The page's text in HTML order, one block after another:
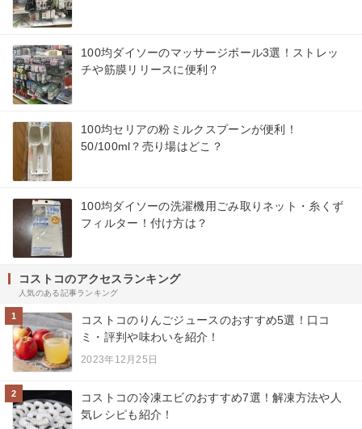
100均ダイソーのマッサージボール3選！ストレッ
チや筋膜リリースに便利？
100均セリアの粉ミルクスプーンが便利！
50/100ml？売り場はどこ？
100均ダイソーの洗濯機用ごみ取りネット・糸くず
フィルター！付け方は？
コストコのアクセスランキング
人気のある記事ランキング
1
コストコのりんごジュースのおすすめ5選！口コ
ミ・評判や味わいを紹介！
2023年12月25日
2
コストコの冷凍エビのおすすめ7選！解凍方法や人
気レシピも紹介！